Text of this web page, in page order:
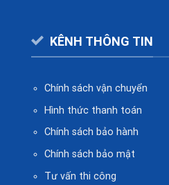
KÊNH THÔNG TIN
Chính sách vận chuyển
Hình thức thanh toán
Chính sách bảo hành
Chính sách bảo mật
Tư vấn thi công